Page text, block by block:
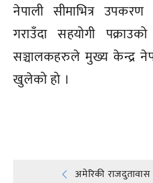
नेपाली सीमाभित्र
गराउँदा सहयोगी
सञ्चालकहरुले मुख्य केन्द्र
खुलेको हो ।
अमेरिकी राजदुतावास